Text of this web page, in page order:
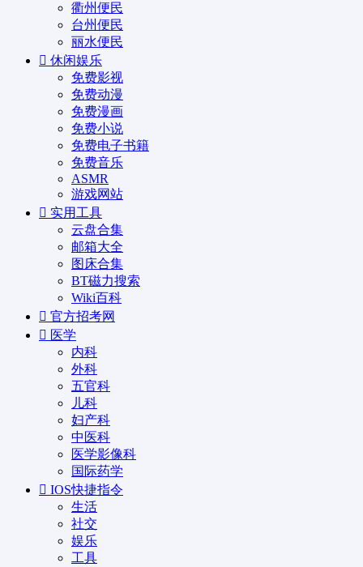
衢州便民
台州便民
丽水便民
休闲娱乐
免费影视
免费动漫
免费漫画
免费小说
免费电子书籍
免费音乐
ASMR
游戏网站
实用工具
云盘合集
邮箱大全
图床合集
BT磁力搜索
Wiki百科
官方招考网
医学
内科
外科
五官科
儿科
妇产科
中医科
医学影像科
国际药学
IOS快捷指令
生活
社交
娱乐
工具